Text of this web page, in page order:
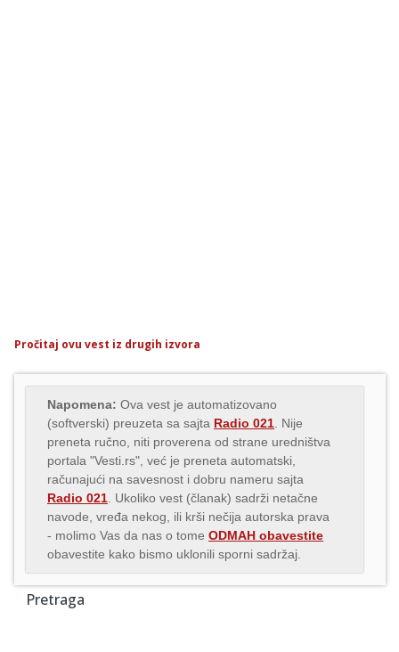
Pročitaj ovu vest iz drugih izvora
Napomena: Ova vest je automatizovano
(softverski) preuzeta sa sajta Radio 021 . Nije
preneta ručno, niti proverena od strane uredništva
portala "Vesti.rs", već je preneta automatski,
računajući na savesnost i dobru nameru sajta
Radio 021 . Ukoliko vest (članak) sadrži netačne
navode, vređa nekog, ili krši nečija autorska prava
- molimo Vas da nas o tome ODMAH obavestite
obavestite kako bismo uklonili sporni sadržaj.
Pretraga